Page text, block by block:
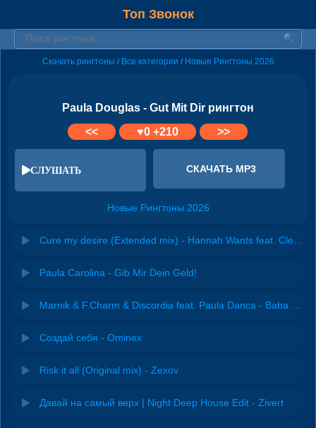
Топ Звонок
Скачать рингтоны / Все категории / Новые Рингтоны 2026
Paula Douglas - Gut Mit Dir рингтон
<<
♥0+210 >>
СЛУШАТЬ СКАЧАТЬ MP3
Новые Рингтоны 2026
Paula Carolina - Gib Mir Dein Geld!
Создай себя - Ominex
Risk it all (Original mix) - Zexov
Давай на самый верх | Night Deep House Edit - Zivert